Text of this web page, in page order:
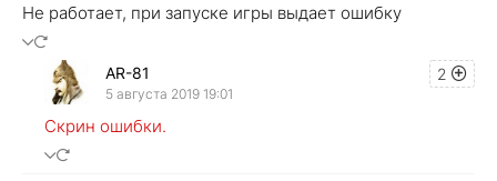
Не работает, при запуске игры выдает ошибку
2
AR-81
5 августа 2019 19:01
Скрин ошибки.